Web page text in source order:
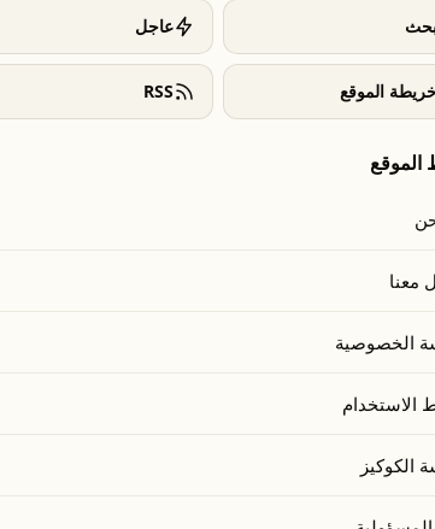
جوزاف عون على العمل في المرافق
عاجل
الموقع RSS
الموقع
معنا
الخصوصية
الاستخدام
الكوكيز